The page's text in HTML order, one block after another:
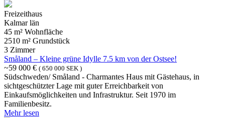
Freizeithaus
Kalmar län
45 m² Wohnfläche
2510 m² Grundstück
3 Zimmer
Småland – Kleine grüne Idylle 7.5 km von der Ostsee!
~59 000 € ( 650 000 SEK )
Südschweden/ Småland - Charmantes Haus mit Gästehaus, in
sichtgeschützter Lage mit guter Erreichbarkeit von
Einkaufsmöglichkeiten und Infrastruktur. Seit 1970 im
Familienbesitz.
Mehr lesen